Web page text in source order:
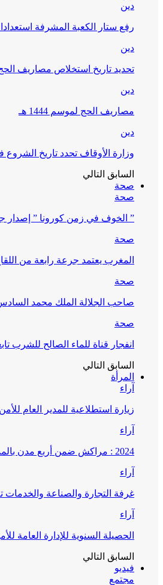
دين
رفع ستار الكعبة المشرفة
دين
تحديد تاريخ استخلاص مصاريف الحج
دين
مصاريف الحج لموسم 1444 هـ
دين
وزارة الأوقاف تحدد تاريخ الشروع
السابق التالي
صحة
صحة
” الخوف في زمن كورونا ” إصدار
صحة
المغرب يعتمد جرعة رابعة من اللقاح المضاد
صحة
صاحب الجلالة الملك محمد السادس
صحة
انفجار قناة للماء الصالح
السابق التالي
المرأة
آراء
زيارة استطلاعية للمدير العام
آراء
2024 : مراكش ضمن أربع مدن بالممكلة سجلت مامجموعه 656 قضية تتعلق بغسيل الأموال
آراء
غرفة التجارة والصناعة
آراء
الحصيلة السنوية للإدارة العامة للأمن
السابق التالي
فيديو
مجتمع